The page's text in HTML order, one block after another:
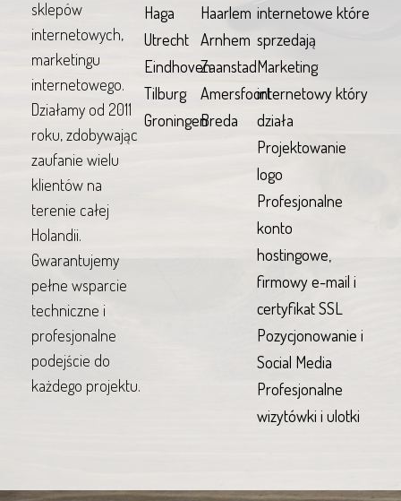
sklepów
internetowych,
marketingu
internetowego.
Działamy od 2011
roku, zdobywając
zaufanie wielu
klientów na
terenie całej
Holandii.
Gwarantujemy
pełne wsparcie
techniczne i
profesjonalne
podejście do
każdego projektu.
Haga
Utrecht
Eindhoven
Tilburg
Groningen
Haarlem
Arnhem
Zaanstad
Amersfoort
Breda
internetowe które
sprzedają
Marketing
internetowy który
działa
Projektowanie
logo
Profesjonalne
konto
hostingowe,
firmowy e-mail i
certyfikat SSL
Pozycjonowanie i
Social Media
Profesjonalne
wizytówki i ulotki